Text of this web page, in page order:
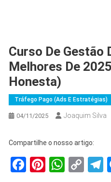
Curso De Gestão
Melhores De
Honesta)
Tráfego Pago (Ads E Estratégias)
04/11/2025 Joaquim Silva
Compartilhe o nosso artigo:
Facebook
Pinterest